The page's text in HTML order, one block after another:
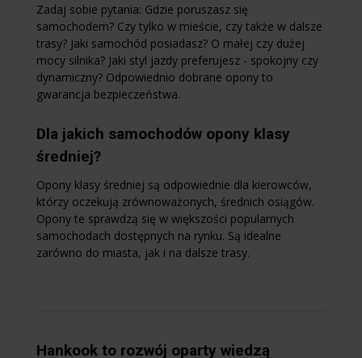
Zadaj sobie pytania: Gdzie poruszasz się
samochodem? Czy tylko w mieście, czy także w dalsze
trasy? Jaki samochód posiadasz? O małej czy dużej
mocy silnika? Jaki styl jazdy preferujesz - spokojny czy
dynamiczny? Odpowiednio dobrane opony to
gwarancja bezpieczeństwa.
Dla jakich samochodów opony klasy
średniej?
Opony klasy średniej są odpowiednie dla kierowców,
którzy oczekują zrównoważonych, średnich osiągów.
Opony te sprawdzą się w większości popularnych
samochodach dostępnych na rynku. Są idealne
zarówno do miasta, jak i na dalsze trasy.
Hankook to rozwój oparty wiedzą